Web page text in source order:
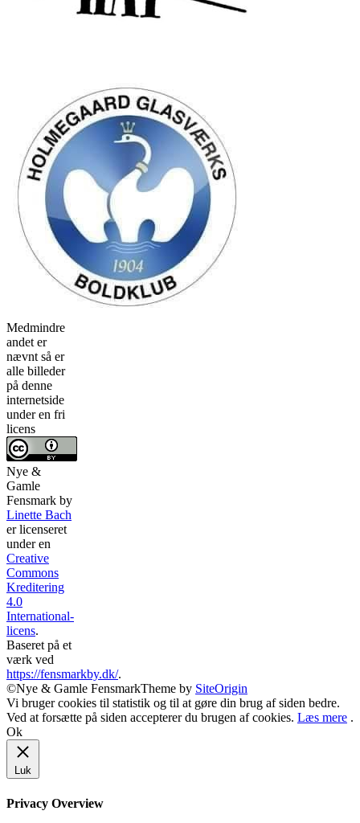
Medmindre
andet er
nævnt så er
alle billeder
på denne
internetside
under en fri
licens
Nye &
Gamle
Fensmark by
Linette Bach
er licenseret
under en
Creative
Commons
Kreditering
4.0
International-
licens.
Baseret på et
værk ved
https://fensmarkby.dk/.
©Nye & Gamle FensmarkTheme by SiteOrigin
Vi bruger cookies til statistik og til at gøre din brug af siden bedre.
Ved at forsætte på siden accepterer du brugen af cookies. Læs mere .
Ok
Luk
Privacy Overview